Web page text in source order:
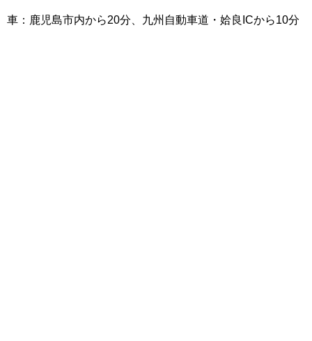
車：鹿児島市内から20分、九州自動車道・姶良ICから10分